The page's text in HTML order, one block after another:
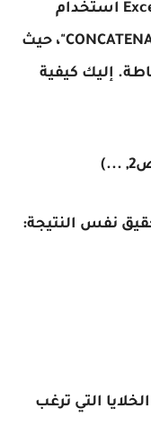
يُفضل في الإصدارات الأحدث من Excel استخدام
العامل "&" للدمج بدلاً من دالة "CONCATENATE"، حيث
إليك كيفية
نفس النتيجة:
الخلايا التي ترغب